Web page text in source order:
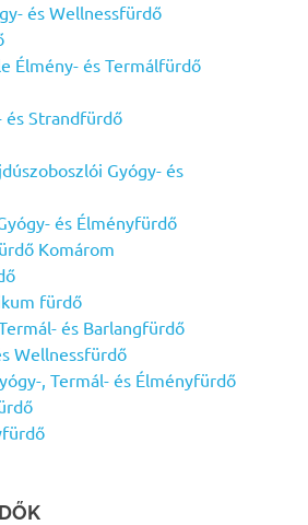
és Wellnessfürdő
Élmény- és Termálfürdő
és Strandfürdő
Gyógy- és
és Élményfürdő
Komárom
fürdő
és Barlangfürdő
Wellnessfürdő
, Termál- és Élményfürdő